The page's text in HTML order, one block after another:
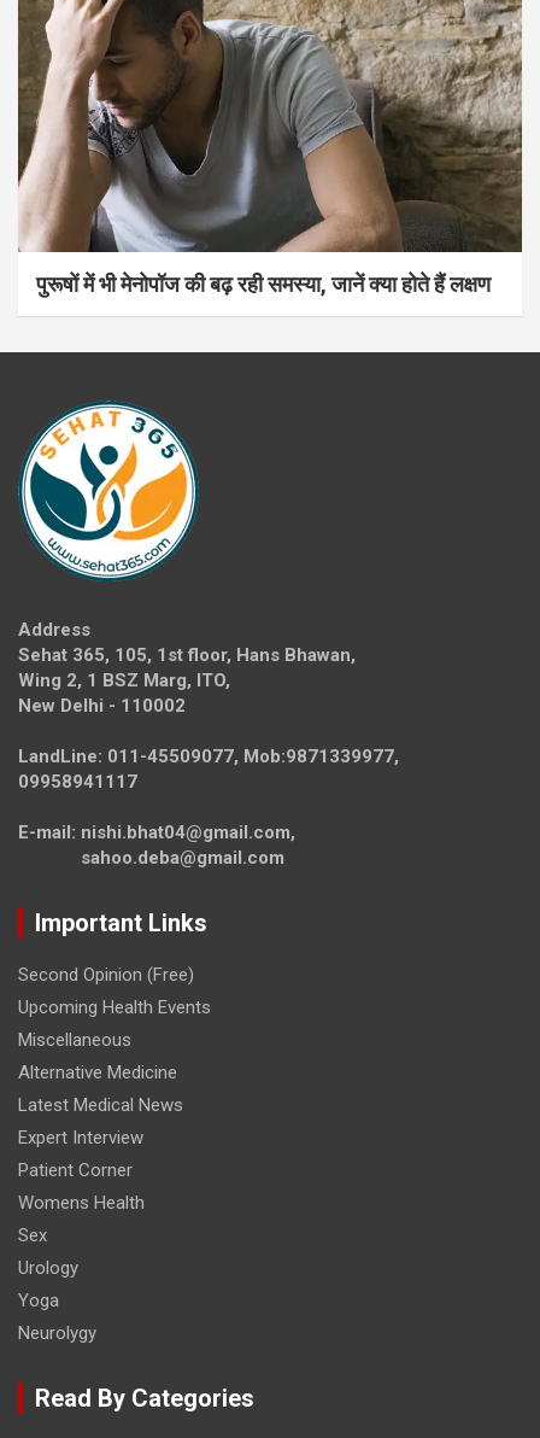
पुरूषों में भी मेनोपॉज की बढ़ रही समस्या, जानें क्या होते हैं लक्षण
Address
Sehat 365, 105, 1st floor, Hans Bhawan,
Wing 2, 1 BSZ Marg, ITO,
New Delhi - 110002
LandLine: 011-45509077, Mob:9871339977,
09958941117
E-mail: nishi.bhat04@gmail.com,
sahoo.deba@gmail.com
Important Links
Second Opinion (Free)
Upcoming Health Events
Miscellaneous
Alternative Medicine
Latest Medical News
Expert Interview
Patient Corner
Womens Health
Sex
Urology
Yoga
Neurolygy
Read By Categories